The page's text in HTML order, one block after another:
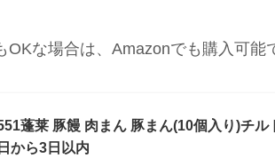
な場合は、Amazonでも購入可能
蓬莱 豚饅 肉まん 豚まん(10個入り)チ
日から3日以内